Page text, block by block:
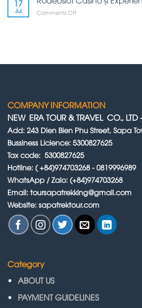
:
Une
17
Jul Comments Offon
COMPANY INFORMATION
NEW ERA TOUR & TRAVEL CO., LTD
Add: 243 Dien Bien Phu Street, Sapa
Bussiness Licience: 5300827625
Tax code: 5300827625
Hotline: ( +84)974703268 - 0819996989
WhatsApp / Zalo: (+84)974703268
Email: toursapatrekking@gmail.com
Website: sapatrektour.com
Category
ABOUT US
PAYMENT GUIDELINES